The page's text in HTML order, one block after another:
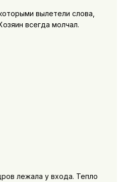
вылетели слова,
всегда молчал.
лежала у входа. Тепло